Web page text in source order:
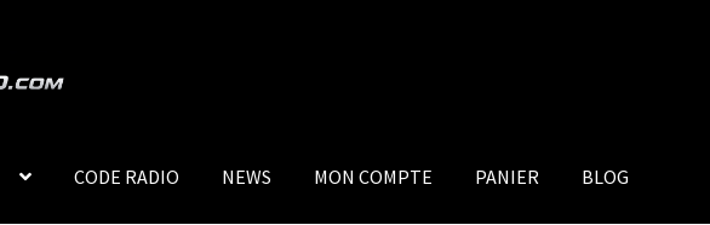
CODE RADIO NEWS MON COMPTE PANIER BLOG